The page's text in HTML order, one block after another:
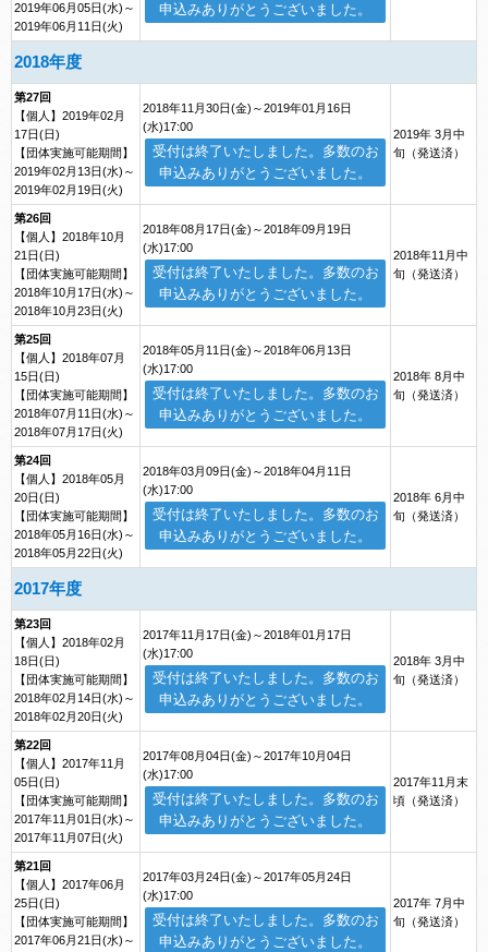
2019年06月05日(水)～
2019年06月11日(火)
申込みありがとうございました。
2018年度
第27回
【個人】2019年02月
17日(日)
【団体実施可能期間】
2019年02月13日(水)～
2019年02月19日(火)
2018年11月30日(金)～2019年01月16日
(水)17:00
受付は終了いたしました。多数のお
申込みありがとうございました。
2019年 3月中
旬（発送済）
第26回
【個人】2018年10月
21日(日)
【団体実施可能期間】
2018年10月17日(水)～
2018年10月23日(火)
2018年08月17日(金)～2018年09月19日
(水)17:00
受付は終了いたしました。多数のお
申込みありがとうございました。
2018年11月中
旬（発送済）
第25回
【個人】2018年07月
15日(日)
【団体実施可能期間】
2018年07月11日(水)～
2018年07月17日(火)
2018年05月11日(金)～2018年06月13日
(水)17:00
受付は終了いたしました。多数のお
申込みありがとうございました。
2018年 8月中
旬（発送済）
第24回
【個人】2018年05月
20日(日)
【団体実施可能期間】
2018年05月16日(水)～
2018年05月22日(火)
2018年03月09日(金)～2018年04月11日
(水)17:00
受付は終了いたしました。多数のお
申込みありがとうございました。
2018年 6月中
旬（発送済）
2017年度
第23回
【個人】2018年02月
18日(日)
【団体実施可能期間】
2018年02月14日(水)～
2018年02月20日(火)
2017年11月17日(金)～2018年01月17日
(水)17:00
受付は終了いたしました。多数のお
申込みありがとうございました。
2018年 3月中
旬（発送済）
第22回
【個人】2017年11月
05日(日)
【団体実施可能期間】
2017年11月01日(水)～
2017年11月07日(火)
2017年08月04日(金)～2017年10月04日
(水)17:00
受付は終了いたしました。多数のお
申込みありがとうございました。
2017年11月末
頃（発送済）
第21回
【個人】2017年06月
25日(日)
【団体実施可能期間】
2017年06月21日(水)～
2017年03月24日(金)～2017年05月24日
(水)17:00
受付は終了いたしました。多数のお
申込みありがとうございました。
2017年 7月中
旬（発送済）